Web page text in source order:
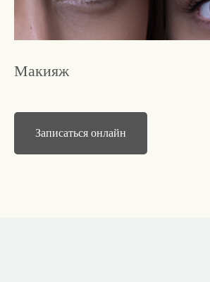
Макияж
Записаться онлайн